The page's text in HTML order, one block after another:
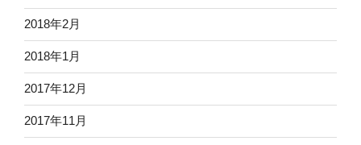
2018年2月
2018年1月
2017年12月
2017年11月